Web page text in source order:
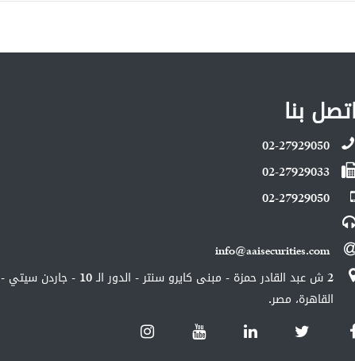
اتصل بنا
02-27929050
02-27929033
02-27929050
info@aaisecurities.com
2 ش عبد القادر حمزة - مبنى كايرو سنتر - الدور الـ 10 - جاردن سيتي -
القاهرة، مصر.